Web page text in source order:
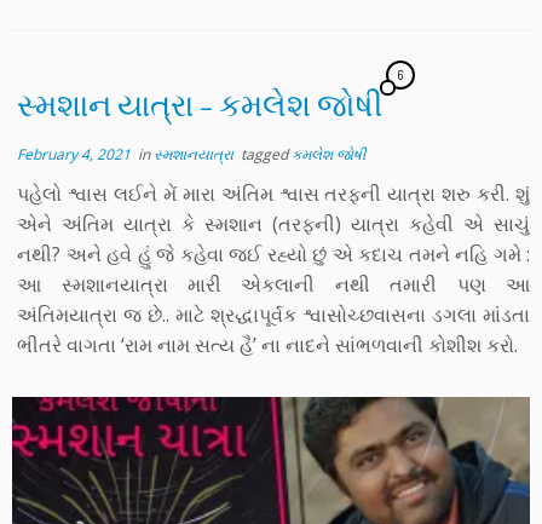
સ્મશાન યાત્રા – કમલેશ જોષી
6
February 4, 2021 inસ્મશાનયાત્રા taggedકમલેશ જોષી
પહેલો શ્વાસ લઈને મેં મારા અંતિમ શ્વાસ તરફની યાત્રા શરુ કરી. શું
એને અંતિમ યાત્રા કે સ્મશાન (તરફની) યાત્રા કહેવી એ સાચું
નથી? અને હવે હું જે કહેવા જઈ રહ્યો છું એ કદાચ તમને નહિ ગમે :
આ સ્મશાનયાત્રા મારી એકલાની નથી તમારી પણ આ
અંતિમયાત્રા જ છે.. માટે શ્રદ્ધાપૂર્વક શ્વાસોચ્છવાસના ડગલા માંડતા
ભીતરે વાગતા ‘રામ નામ સત્ય હૈ’ ના નાદને સાંભળવાની કોશીશ કરો.